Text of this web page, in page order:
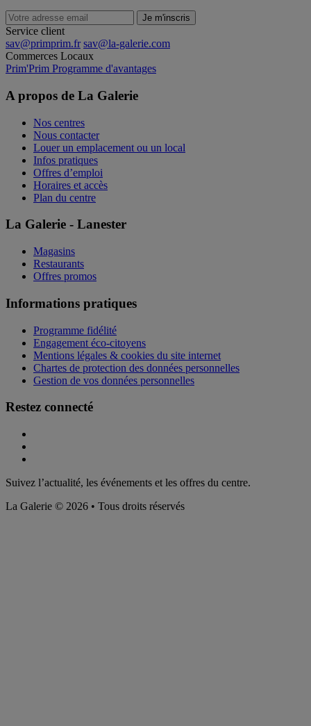
Je m'inscris
Service client
sav@primprim.fr sav@la-galerie.com
Commerces Locaux
Prim'Prim Programme d'avantages
A propos de La Galerie
Nos centres
Nous contacter
Louer un emplacement ou un local
Infos pratiques
Offres d’emploi
Horaires et accès
Plan du centre
La Galerie - Lanester
Magasins
Restaurants
Offres promos
Informations pratiques
Programme fidélité
Engagement éco-citoyens
Mentions légales & cookies du site internet
Chartes de protection des données personnelles
Gestion de vos données personnelles
Restez connecté
Suivez l’actualité, les événements et les offres du centre.
La Galerie © 2026 • Tous droits réservés